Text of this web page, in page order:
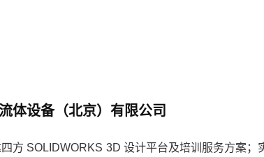
体设备（北京）有限公司
方 SOLIDWORKS 3D 设计平台及培训服务方案；